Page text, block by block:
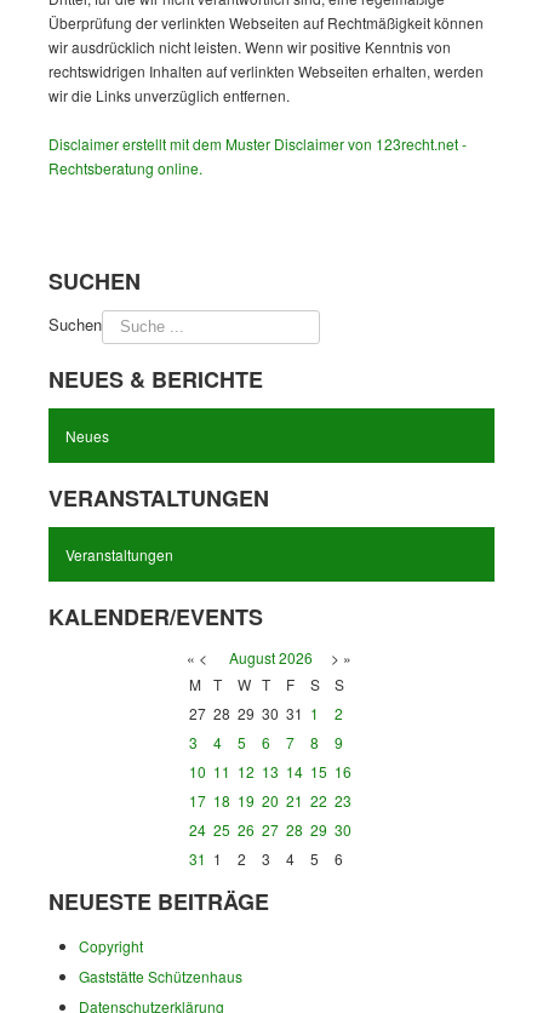
Überprüfung der verlinkten Webseiten auf Rechtmäßigkeit können
wir ausdrücklich nicht leisten. Wenn wir positive Kenntnis von
rechtswidrigen Inhalten auf verlinkten Webseiten erhalten, werden
wir die Links unverzüglich entfernen.
Disclaimer erstellt mit dem Muster Disclaimer von 123recht.net -
Rechtsberatung online.
SUCHEN
Suchen
NEUES & BERICHTE
Neues
VERANSTALTUNGEN
Veranstaltungen
KALENDER/EVENTS
« < August2026 > »
M T W T F S
S
27 28 29 30 31 1
2
3
4 5 6 7 8
9
10 11 12 13 14 15 16
17 18 19 20 21 22 23
24 25 26 27 28 29 30
31 1 2 3 4 5 6
NEUESTE BEITRÄGE
Copyright
Gaststätte Schützenhaus
Datenschutzerklärung